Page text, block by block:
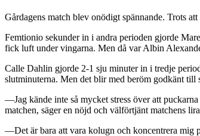
Gårdagens match blev onödigt spännande. Trots
Femtionio sekunder in i andra perioden gjorde
fick luft under vingarna. Men då var Albin
Calle Dahlin gjorde 2-1 sju minuter in i tredje
slutminuterna. Men det blir med beröm godkänt
—Jag kände inte så mycket stress över att
matchen, säger en nöjd och välförtjänt matchens
—Det är bara att vara kolugn och koncentrera mig